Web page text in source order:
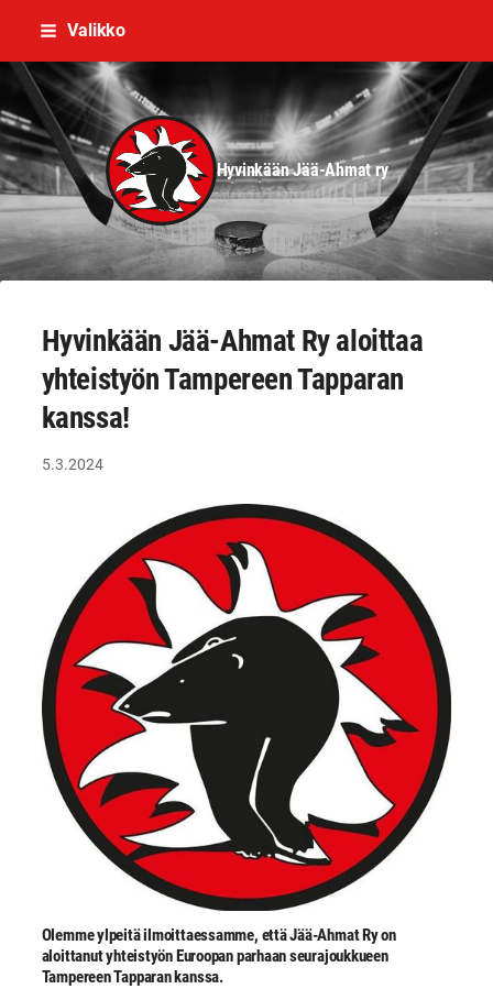
Siirry
sisältöön
Valikko
Hyvinkään Jää-Ahmat ry
Hyvinkään Jää-Ahmat Ry aloittaa
yhteistyön Tampereen Tapparan
kanssa!
5.3.2024
Olemme ylpeitä ilmoittaessamme, että Jää-Ahmat Ry on
aloittanut yhteistyön Euroopan parhaan seurajoukkueen
Tampereen Tapparan kanssa.